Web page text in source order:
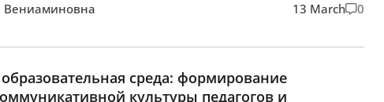
13 March 0
среда: формирование
культуры педагогов и